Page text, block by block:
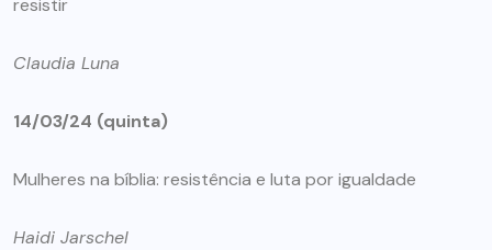
resistir
Claudia Luna
14/03/24 (quinta)
Mulheres na bíblia: resistência e luta por igualdade
Haidi Jarschel